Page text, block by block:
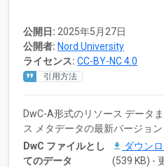
公開日: 2025年5月27日
公開者: Nord University
ライセンス: CC-BY-NC 4.0
引用方法
DwC-A形式のリソース データ
ス メタデータの最新バージョ
DwC ファイルとし
てのデータ
ダウン
(539 KB) -